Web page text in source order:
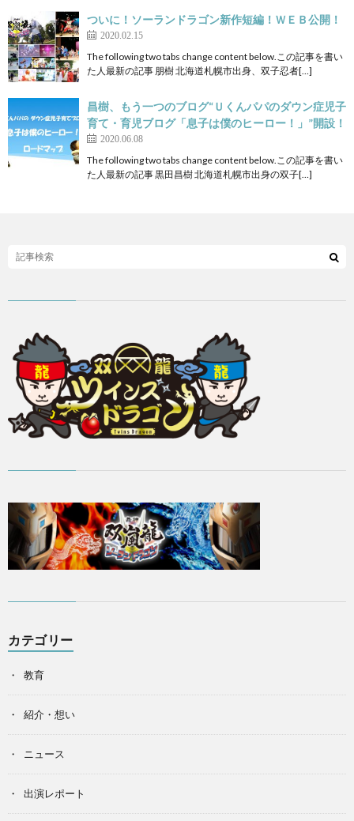
ついに！ソーランドラゴン新作短編！ＷＥＢ公開！
2020.02.15
The following two tabs change content below.この記事を書い
た人最新の記事 朋樹 北海道札幌市出身、双子忍者[…]
昌樹、もう一つのブログ“Ｕくんパパのダウン症児子
育て・育児ブログ「息子は僕のヒーロー！」”開設！
2020.06.08
The following two tabs change content below.この記事を書い
た人最新の記事 黒田昌樹 北海道札幌市出身の双子[…]
カテゴリー
教育
紹介・想い
ニュース
出演レポート